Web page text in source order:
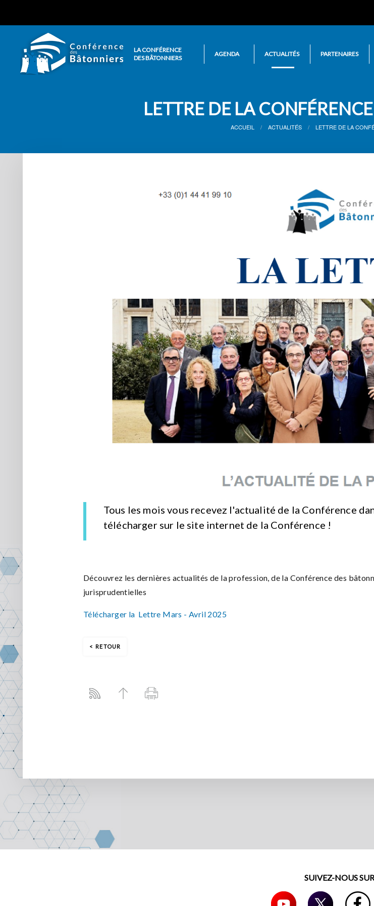
LA CONFÉRENCE
DES BÂTONNIERS
AGENDA ACTUALITÉS PARTENAIRES
LETTRE DE LA
ACCUEIL ACTUALITÉS LETTRE DE LA
Tous les mois vous recevez l'actualité de la Conférence
télécharger sur le site internet de la Conférence !
Découvrez les dernières actualités de la profession, de la Conférence des
jurisprudentielles
Télécharger la Lettre Mars - Avril 2025
RETOUR
SUIVEZ-NOUS SUR